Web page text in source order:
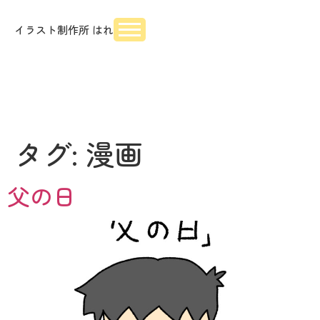
イラスト制作所 はれ
タグ: 漫画
父の日